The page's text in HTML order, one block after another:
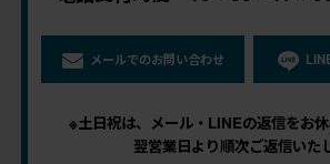
メールでのお問い合わせ
※土日祝は、メール・LINEの返信をお
翌営業日より順次ご返信いた